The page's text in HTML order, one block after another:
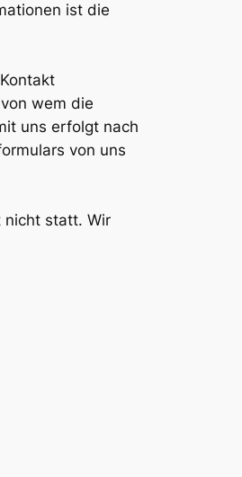
ist die
wem die
uns erfolgt nach
von uns
nicht statt. Wir